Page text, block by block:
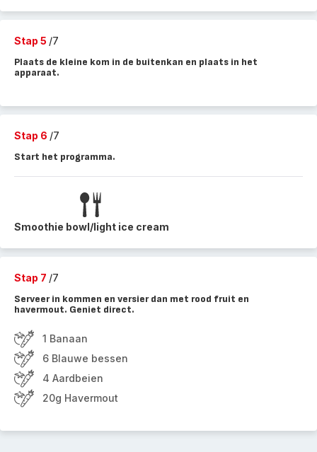
Stap 5 /7
Plaats de kleine kom in de buitenkan en plaats in het
apparaat.
Stap 6 /7
Start het programma.
Smoothie bowl/light ice cream
Stap 7 /7
Serveer in kommen en versier dan met rood fruit en
havermout. Geniet direct.
1 Banaan
6 Blauwe bessen
4 Aardbeien
20g Havermout